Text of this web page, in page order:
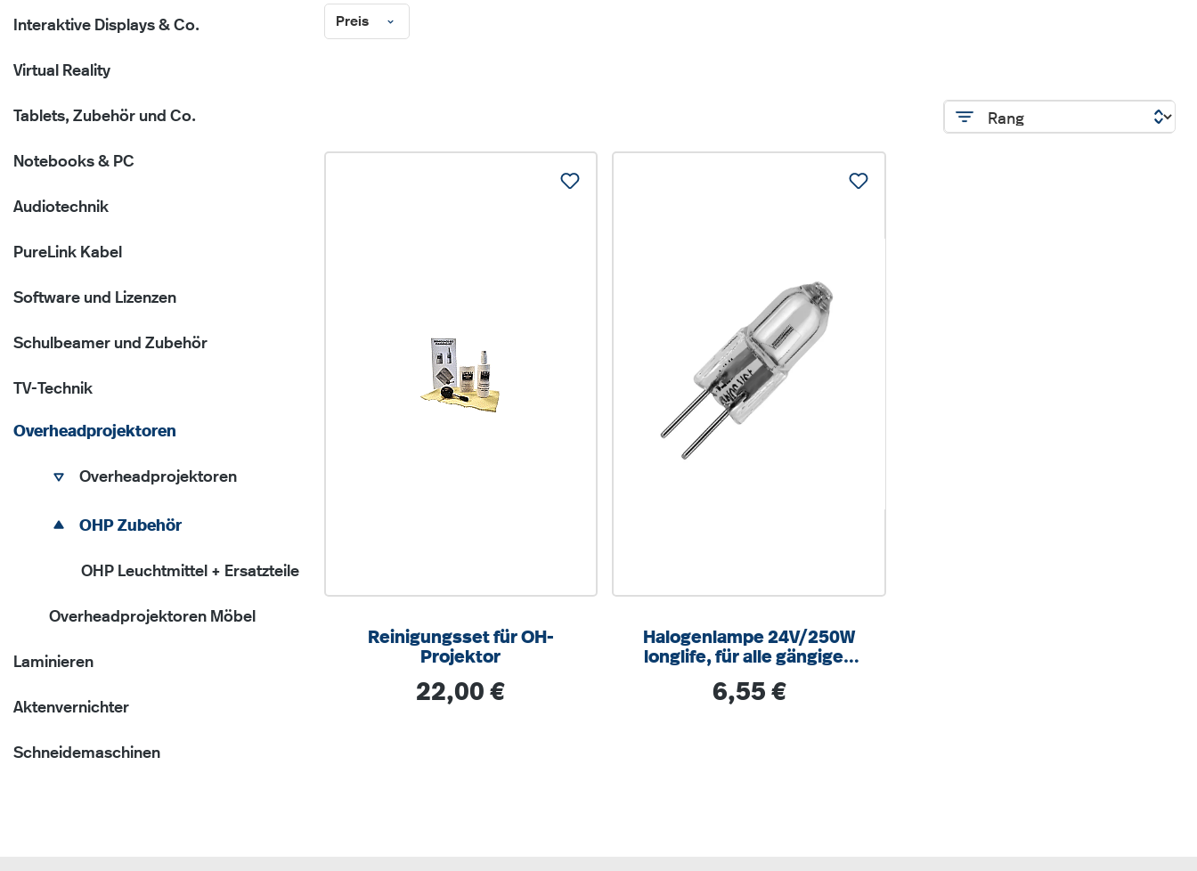
Interaktive Displays & Co.
Virtual Reality
Tablets, Zubehör und Co.
Notebooks & PC
Audiotechnik
PureLink Kabel
Software und Lizenzen
Schulbeamer und Zubehör
TV-Technik
Overheadprojektoren
Overheadprojektoren
OHP Zubehör
OHP Leuchtmittel + Ersatzteile
Overheadprojektoren Möbel
Laminieren
Aktenvernichter
Schneidemaschinen
Preis
Reinigungsset für OH-
Projektor
Regulärer Preis:
22,00 €
Halogenlampe 24V/250W
longlife, für alle gängigen
300h.
Regulärer Preis:
6,55 €